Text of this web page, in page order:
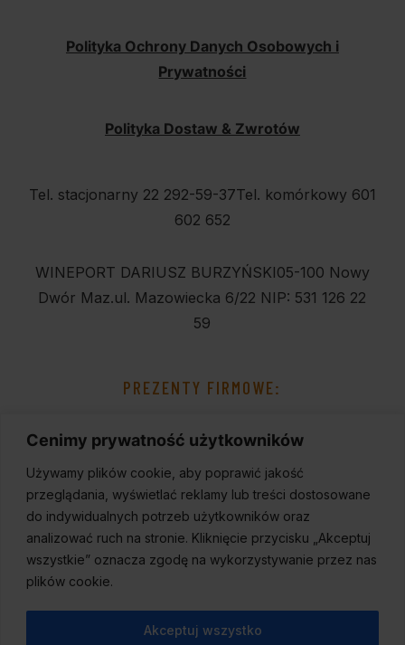
Cenimy prywatność użytkowników
Używamy plików cookie, aby poprawić jakość
przeglądania, wyświetlać reklamy lub treści dostosowane
do indywidualnych potrzeb użytkowników oraz
analizować ruch na stronie. Kliknięcie przycisku „Akceptuj
wszystkie” oznacza zgodę na wykorzystywanie przez nas
plików cookie.
Akceptuj wszystko
Polityka Ochrony Danych Osobowych i
Prywatności
Polityka Dostaw & Zwrotów
Tel. stacjonarny 22 292-59-37Tel. komórkowy 601
602 652
WINEPORT DARIUSZ BURZYŃSKI05-100 Nowy
Dwór Maz.ul. Mazowiecka 6/22 NIP: 531 126 22
59
PREZENTY FIRMOWE: